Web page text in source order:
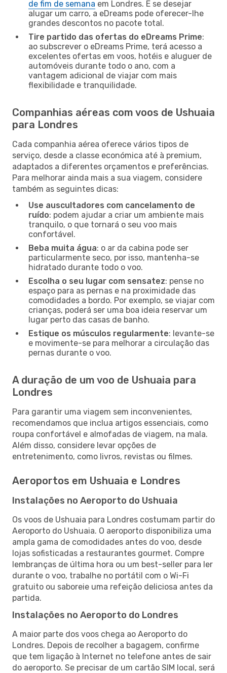
de fim de semana em Londres. E se desejar
alugar um carro, a eDreams pode oferecer-lhe
grandes descontos no pacote total.
Tire partido das ofertas do eDreams Prime:
ao subscrever o eDreams Prime, terá acesso a
excelentes ofertas em voos, hotéis e aluguer de
automóveis durante todo o ano, com a
vantagem adicional de viajar com mais
flexibilidade e tranquilidade.
Companhias aéreas com voos de Ushuaia
para Londres
Cada companhia aérea oferece vários tipos de
serviço, desde a classe económica até à premium,
adaptados a diferentes orçamentos e preferências.
Para melhorar ainda mais a sua viagem, considere
também as seguintes dicas:
Use auscultadores com cancelamento de
ruído: podem ajudar a criar um ambiente mais
tranquilo, o que tornará o seu voo mais
confortável.
Beba muita água: o ar da cabina pode ser
particularmente seco, por isso, mantenha-se
hidratado durante todo o voo.
Escolha o seu lugar com sensatez: pense no
espaço para as pernas e na proximidade das
comodidades a bordo. Por exemplo, se viajar com
crianças, poderá ser uma boa ideia reservar um
lugar perto das casas de banho.
Estique os músculos regularmente: levante-se
e movimente-se para melhorar a circulação das
pernas durante o voo.
A duração de um voo de Ushuaia para
Londres
Para garantir uma viagem sem inconvenientes,
recomendamos que inclua artigos essenciais, como
roupa confortável e almofadas de viagem, na mala.
Além disso, considere levar opções de
entretenimento, como livros, revistas ou filmes.
Aeroportos em Ushuaia e Londres
Instalações no Aeroporto do Ushuaia
Os voos de Ushuaia para Londres costumam partir do
Aeroporto do Ushuaia. O aeroporto disponibiliza uma
ampla gama de comodidades antes do voo, desde
lojas sofisticadas a restaurantes gourmet. Compre
lembranças de última hora ou um best-seller para ler
durante o voo, trabalhe no portátil com o Wi-Fi
gratuito ou saboreie uma refeição deliciosa antes da
partida.
Instalações no Aeroporto do Londres
A maior parte dos voos chega ao Aeroporto do
Londres. Depois de recolher a bagagem, confirme
que tem ligação à Internet no telefone antes de sair
do aeroporto. Se precisar de um cartão SIM local, será